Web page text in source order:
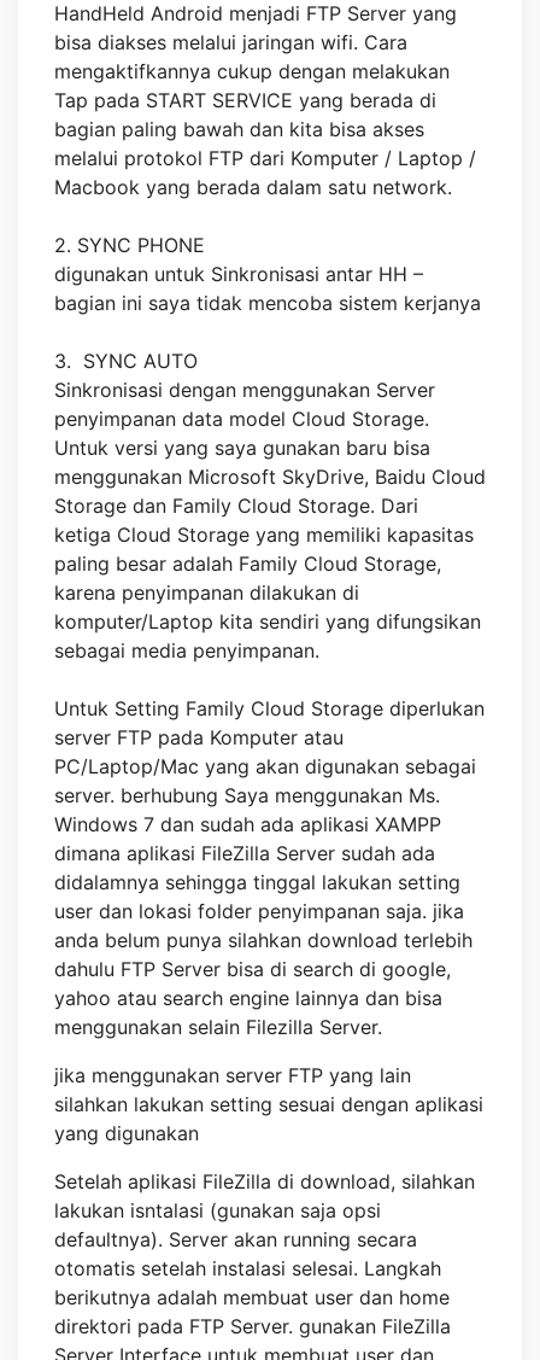
HandHeld Android menjadi FTP Server yang
bisa diakses melalui jaringan wifi. Cara
mengaktifkannya cukup dengan melakukan
Tap pada START SERVICE yang berada di
bagian paling bawah dan kita bisa akses
melalui protokol FTP dari Komputer / Laptop /
Macbook yang berada dalam satu network.
2. SYNC PHONE
digunakan untuk Sinkronisasi antar HH –
bagian ini saya tidak mencoba sistem kerjanya
3. SYNC AUTO
Sinkronisasi dengan menggunakan Server
penyimpanan data model Cloud Storage.
Untuk versi yang saya gunakan baru bisa
menggunakan Microsoft SkyDrive, Baidu Cloud
Storage dan Family Cloud Storage. Dari
ketiga Cloud Storage yang memiliki kapasitas
paling besar adalah Family Cloud Storage,
karena penyimpanan dilakukan di
komputer/Laptop kita sendiri yang difungsikan
sebagai media penyimpanan.
Untuk Setting Family Cloud Storage diperlukan
server FTP pada Komputer atau
PC/Laptop/Mac yang akan digunakan sebagai
server. berhubung Saya menggunakan Ms.
Windows 7 dan sudah ada aplikasi XAMPP
dimana aplikasi FileZilla Server sudah ada
didalamnya sehingga tinggal lakukan setting
user dan lokasi folder penyimpanan saja. jika
anda belum punya silahkan download terlebih
dahulu FTP Server bisa di search di google,
yahoo atau search engine lainnya dan bisa
menggunakan selain Filezilla Server.
jika menggunakan server FTP yang lain
silahkan lakukan setting sesuai dengan aplikasi
yang digunakan
Setelah aplikasi FileZilla di download, silahkan
lakukan isntalasi (gunakan saja opsi
defaultnya). Server akan running secara
otomatis setelah instalasi selesai. Langkah
berikutnya adalah membuat user dan home
direktori pada FTP Server. gunakan FileZilla
Server Interface untuk membuat user dan